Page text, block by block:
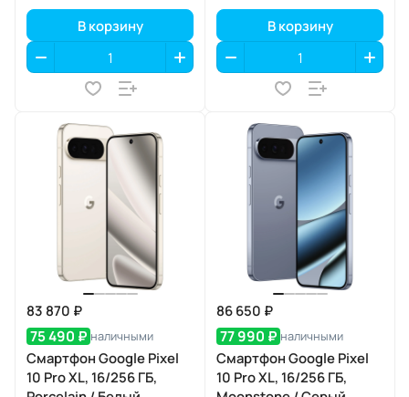
В корзину В корзину
83 870 ₽
75 490 ₽ наличными
Смартфон Google Pixel
10 Pro XL, 16/256 ГБ,
86 650 ₽
77 990 ₽ наличными
Смартфон Google Pixel
10 Pro XL, 16/256 ГБ,